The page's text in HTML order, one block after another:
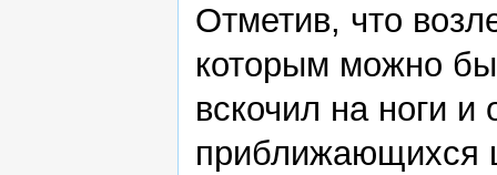
Отметив, что
которым можно
вскочил на ноги и
приближающихся